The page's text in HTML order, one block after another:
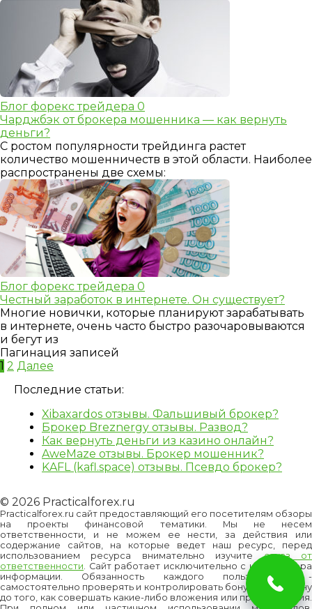
Блог форекс трейдера 0
Чарджбэк от брокера мошенника — как вернуть
деньги?
С ростом популярности трейдинга растет
количество мошенничеств в этой области. Наиболее
распространены две схемы:
Блог форекс трейдера 0
Честный заработок в интернете. Он существует?
Многие новички, которые планируют зарабатывать
в интернете, очень часто быстро разочаровываются
и бегут из
Пагинация записей
1 2 Далее
Последние статьи:
Xibaxardos отзывы. Фальшивый брокер?
Брокер Breznergy отзывы. Развод?
Как вернуть деньги из казино онлайн?
AweMaze отзывы. Брокер мошенник?
KAFL (kafl.space) отзывы. Псевдо брокер?
© 2026 Practicalforex.ru
Practicalforex.ru сайт предоставляющий его посетителям обзоры
на проекты финансовой тематики. Мы не несем
ответственности, и не можем ее нести, за действия или
содержание сайтов, на которые ведет наш ресурс, перед
использованием ресурса внимательно изучитеотказ от
ответственности . Сайт работает исключительно с целью сбора
информации. Обязанность каждого пользователя -
самостоятельно проверять и контролировать бонусы и/или цену
до того, как совершать какие-либо вложения или приобретения.